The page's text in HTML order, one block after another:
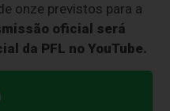
onze previstos para a
oficial será
da PFL no YouTube.